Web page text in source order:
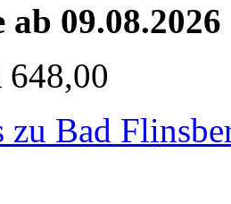
ab 09.08.2026
648,00
zu Bad